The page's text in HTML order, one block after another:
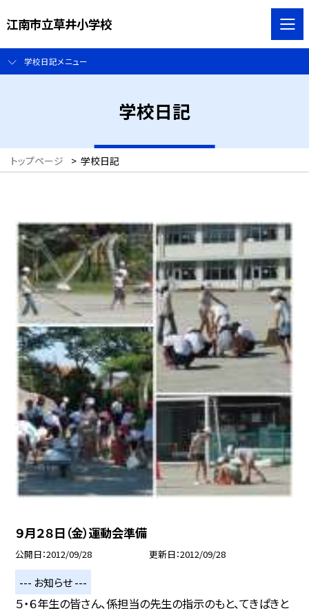
江南市立草井小学校
学校日記メニュー
学校日記
トップページ > 学校日記
９月２８日（金）運動会準備
公開日 2012/09/28 更新日 2012/09/28
--- お知らせ ---
５・６年生の皆さん、係担当の先生の指示のもと、てきぱきと